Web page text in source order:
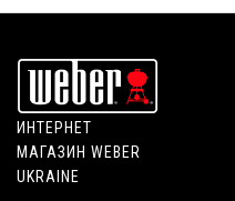
ИНТЕРНЕТ
МАГАЗИН WEBER
UKRAINE